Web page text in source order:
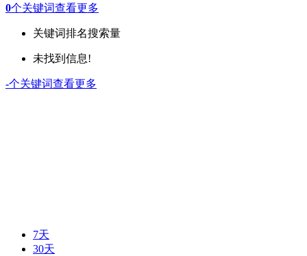
0个关键词查看更多
关键词排名搜索量
未找到信息!
-个关键词查看更多
7天
30天